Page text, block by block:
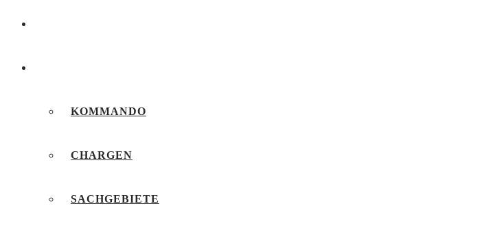
KOMMANDO
CHARGEN
SACHGEBIETE